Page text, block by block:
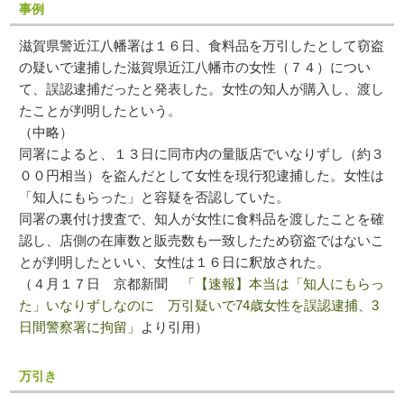
事例
滋賀県警近江八幡署は１６日、食料品を万引したとして窃盗
の疑いで逮捕した滋賀県近江八幡市の女性（７４）につい
て、誤認逮捕だったと発表した。女性の知人が購入し、渡し
たことが判明したという。
（中略）
同署によると、１３日に同市内の量販店でいなりずし（約３
００円相当）を盗んだとして女性を現行犯逮捕した。女性は
「知人にもらった」と容疑を否認していた。
同署の裏付け捜査で、知人が女性に食料品を渡したことを確
認し、店側の在庫数と販売数も一致したため窃盗ではないこ
とが判明したといい、女性は１６日に釈放された。
（４月１７日 京都新聞
「【速報】本当は「知人にもらっ
た」いなりずしなのに 万引疑いで74歳女性を誤認逮捕、3
日間警察署に拘留」
より引用）
万引き